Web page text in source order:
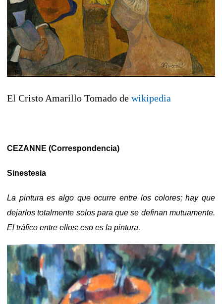
El Cristo Amarillo Tomado de wikipedia
CEZANNE (Correspondencia)
Sinestesia
La pintura es algo que ocurre entre los colores; hay que
dejarlos totalmente solos para que se definan mutuamente.
El tráfico entre ellos: eso es la pintura.